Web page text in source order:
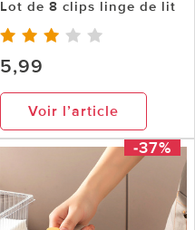
Lot de 8 clips linge de lit
5,99
Voir l’article
-37%